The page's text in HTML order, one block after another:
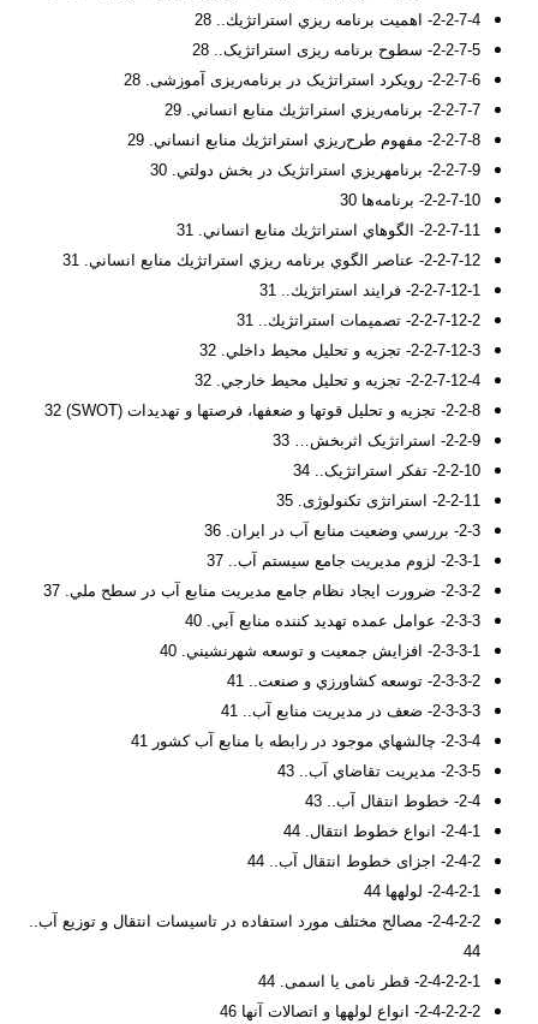
2-2-7-4- اﻫﻤﻴﺖ ﺑﺮﻧﺎﻣﻪ رﻳﺰي اﺳﺘﺮاﺗﮋﻳﻚ.. 28
2-2-7-5- سطوح برنامه ریزی استراتژیک.. 28
2-2-7-6- رویکرد استراتژیک در برنامه‌ریزی آموزشی. 28
2-2-7-7- برنامه‌ريزي استراتژيك منابع انساني. 29
2-2-7-8- مفهوم‌ طرح‌ريزي‌ استراتژيك‌ منابع‌ انساني‌. 29
2-2-7-9- برنامه­ريزي استراتژيک در بخش دولتي. 30
2-2-7-10- برنامه‌ها 30
2-2-7-11- الگوهاي استراتژيك منابع انساني. 31
2-2-7-12- عناصر الگوي برنامه ريزي استراتژيك منابع انساني. 31
2-2-7-12-1- فرايند استراتژيك.. 31
2-2-7-12-2- تصميمات استراتژيك.. 31
2-2-7-12-3- تجزيه و تحليل محيط داخلي. 32
2-2-7-12-4- تجزيه و تحليل محيط خارجي. 32
2-2-8- تجزيه و تحليل قوت­ها و ضعف­ها، فرصت­ها و تهديدات (SWOT) 32
2-2-9- استراتژیک اثربخش… 33
2-2-10- تفکر استراتژیک.. 34
2-2-11- استراتژی تکنولوژی. 35
2-3- بررسي وضعيت منابع آب در ايران. 36
2-3-1- لزوم مديريت جامع سيستم آب.. 37
2-3-2- ضرورت ايجاد نظام جامع مديريت منابع آب در سطح ملي. 37
2-3-3- عوامل عمده تهديد كننده منابع آبي. 40
2-3-3-1- افزايش جمعيت و توسعه شهرنشيني. 40
2-3-3-2- توسعه كشاورزي و صنعت.. 41
2-3-3-3- ضعف در مديريت منابع آب.. 41
2-3-4- چالشهاي موجود در رابطه با منابع آب كشور 41
2-3-5- مديريت تقاضاي آب.. 43
2-4- خطوط انتقال آب.. 43
2-4-1- انواع خطوط انتقال. 44
2-4-2- اجزای خطوط انتقال آب.. 44
2-4-2-1- لوله­ها 44
2-4-2-2- مصالح مختلف مورد استفاده در تاسیسات انتقال و توزیع آب..
44
2-4-2-2-1- قطر نامی یا اسمی. 44
2-4-2-2-2- انواع لوله­ها و اتصالات آنها 46